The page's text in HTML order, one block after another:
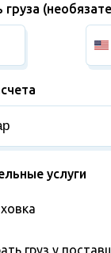
груза
услуги
груз у